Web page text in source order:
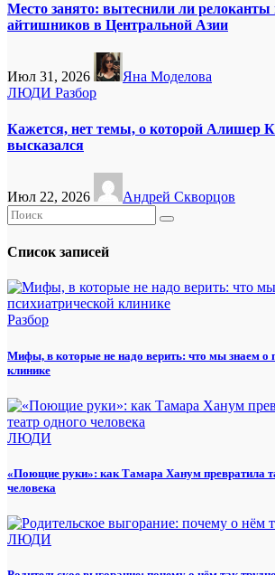
Место занято: вытеснили ли
айтишников в Центральной Азии
Июл 31, 2026
Яна Моделова
ЛЮДИ Разбор
Кажется, нет темы, о которой Алишер
высказался
Июл 22, 2026 Андрей Скворцов
Список записей
Разбор
Мифы, в которые не надо верить: что мы знаем о
клинике
ЛЮДИ
«Поющие руки»: как Тамара Ханум превратила
человека
ЛЮДИ